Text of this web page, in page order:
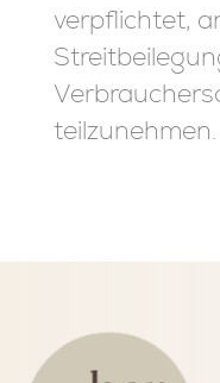
verpflichtet,
teilzunehmen.